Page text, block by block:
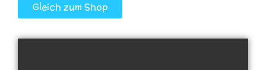
Gleich zum Shop